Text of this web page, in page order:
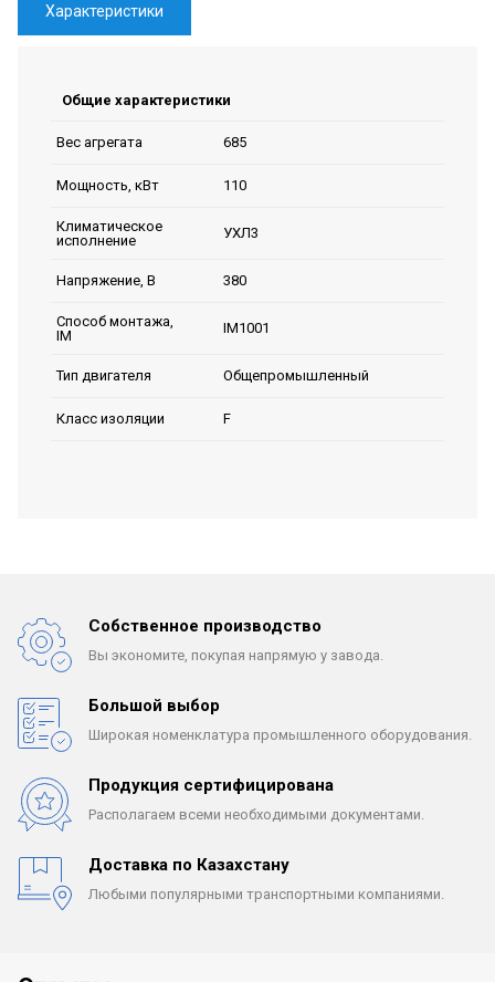
Характеристики
Общие характеристики
Вес агрегата 685
Мощность, кВт 110
Климатическое
исполнение
УХЛ3
Напряжение, В 380
Способ монтажа,
IM
IM1001
Тип двигателя Общепромышленный
Класс изоляции F
Собственное производство
Вы экономите, покупая напрямую у завода.
Большой выбор
Широкая номенклатура промышленного оборудования.
Продукция сертифицирована
Располагаем всеми необходимыми документами.
Доставка по Казахстану
Любыми популярными транспортными компаниями.